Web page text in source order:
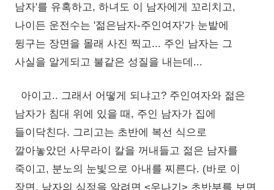
남자'를 유혹하고, 하녀도 이 남자에게 꼬리치고,
나이든 운전수는 '젊은남자-주인여자'가 눈밭에
뒹구는 장면을 몰래 사진 찍고... 주인 남자는 그
사실을 알게되고 불같은 성질을 내는데...
아이고.. 그래서 어떻게 되냐고? 주인여자와 젊은
남자가 침대 위에 있을 때, 주인 남자가 집에
들이닥친다. 그리고는 초반에 복선 식으로
깔아놓았던 사무라이 칼을 꺼내들고 젊은 남자를
죽이고, 분노의 눈빛으로 아내를 찌른다. (바로 이
장면, 남자의 심정을 알려면 <우나기> 초반부를 보면